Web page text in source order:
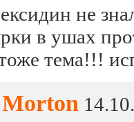
не
в ушах
тема!!!